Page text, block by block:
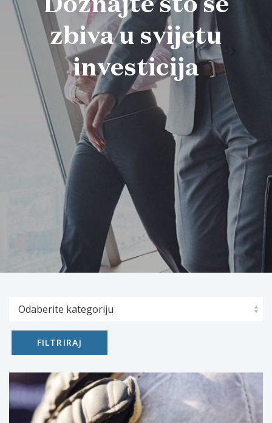
Doznajte što se
zbiva u svijetu
investicija
FILTRIRAJ